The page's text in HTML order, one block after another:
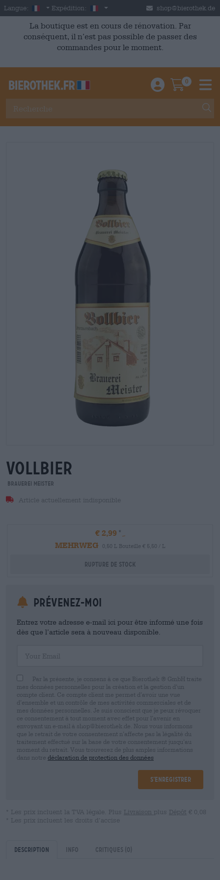
Skip to main content
Langue: French
Expédition: France shop@bierothek.de
La boutique est en cours de rénovation. Par
conséquent, il n’est pas possible de passer des
commandes pour le moment.
Einloggen /
0
vollbier
Brauerei Meister
Article actuellement indisponible
€ 2,99
MEHRWEG
0,50 L Bouteille € 5,50 / L
Rupture de stock
Prévenez-moi
Entrez votre adresse e-mail ici pour être informé une fois
dès que l’article sera à nouveau disponible.
Par la présente, je consens à ce que Bierothek ® GmbH traite
mes données personnelles pour la création et la gestion d’un
compte client. Ce compte client me permet d’avoir une vue
d’ensemble et un contrôle de mes activités commerciales et de
mes données personnelles. Je suis conscient que je peux révoquer
ce consentement à tout moment avec effet pour l’avenir en
envoyant un e-mail à shop@bierothek.de. Nous vous informons
que le retrait de votre consentement n’affecte pas la légalité du
traitement effectué sur la base de votre consentement jusqu’au
moment du retrait. Vous trouverez de plus amples informations
dans notre déclaration de protection des données
S’enregistrer
* Les prix incluent la TVA légale. Plus Livraison plus Dépôt € 0,08
* Les prix incluent les droits d’accise
Description Info Critiques (0)